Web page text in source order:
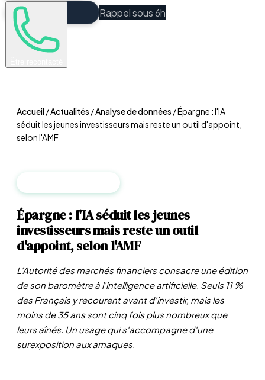
Rappel sous 6h
Espace Client
Accueil/Actualités /Analyse de données /Épargne : l'IA
séduit les jeunes investisseurs mais reste un outil d'appoint,
selon l'AMF
Épargne : l'IA séduit les jeunes
investisseurs mais reste un outil
d'appoint, selon l'AMF
L'Autorité des marchés financiers consacre une édition
de son baromètre à l'intelligence artificielle. Seuls 11 %
des Français y recourent avant d'investir, mais les
moins de 35 ans sont cinq fois plus nombreux que
leurs aînés. Un usage qui s'accompagne d'une
surexposition aux arnaques.